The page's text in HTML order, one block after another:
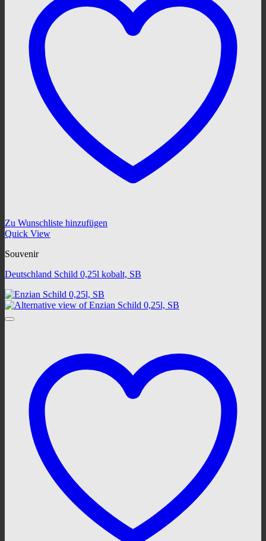
Zu Wunschliste hinzufügen
Quick View
Souvenir
Deutschland Schild 0,25l kobalt, SB